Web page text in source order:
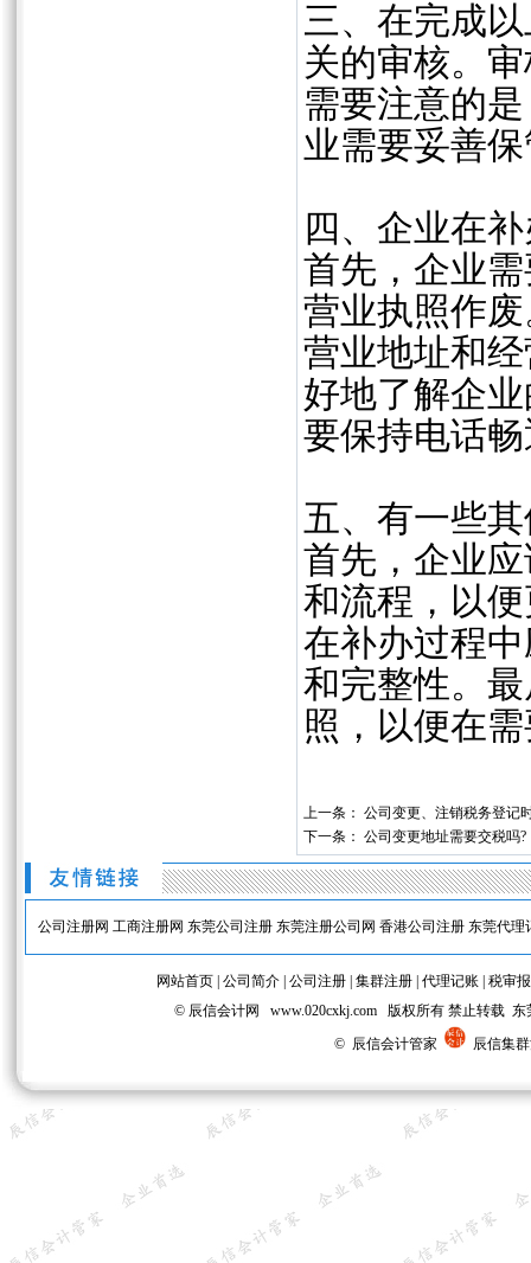
三、在完成
关的审核。
需要注意的
业需要妥善
四、企业在
首先，企业
营业执照作
营业地址和
好地了解企
要保持电话
五、有一些
首先，企业
和流程，以
在补办过程
和完整性。
照，以便在
上一条： 公司变更、注销税务登记
下一条： 公司变更地址需要交税吗?
公司注册网 工商注册网 东莞公司注册 东莞注册公司网 香港公司注册 东莞代理
网站首页 公司简介 公司注册 集群注册 代理记账 税审
© 辰信会计网 www.020cxkj.com 版权所有 禁止转载
© 辰信会计管家
辰信集